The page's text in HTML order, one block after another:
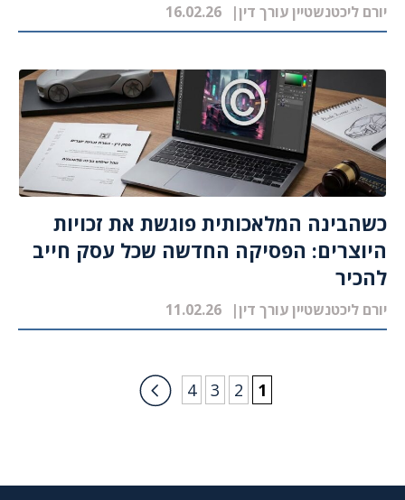
יורם ליכטנשטיין עורך דין 16.02.26
כשהבינה המלאכותית פוגשת את זכויות
היוצרים: הפסיקה החדשה שכל עסק חייב
להכיר
יורם ליכטנשטיין עורך דין 11.02.26
1
2
3
4